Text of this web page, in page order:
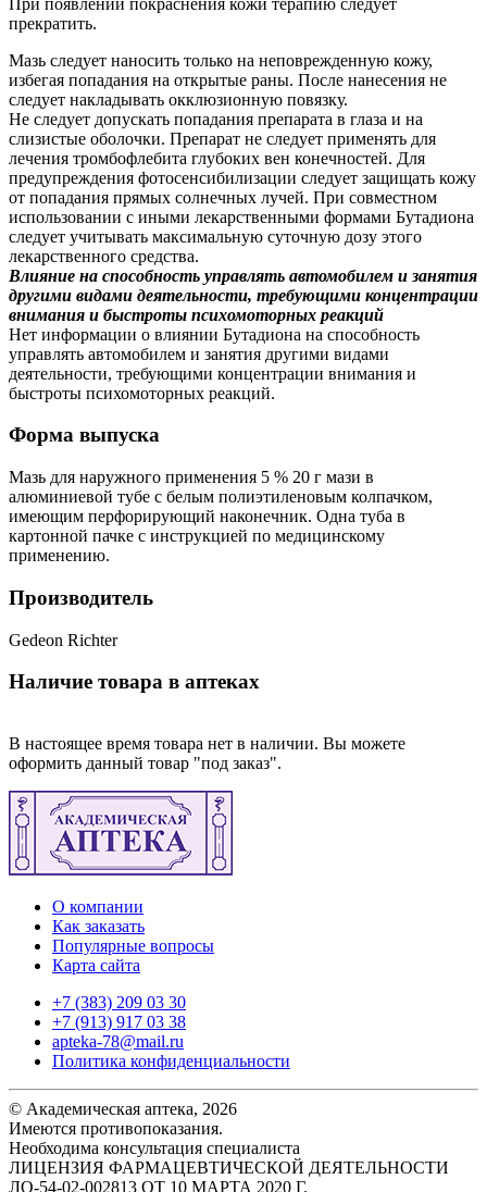
прекратить.
Мазь следует наносить только на неповрежденную кожу,
избегая попадания на открытые раны. После нанесения не
следует накладывать окклюзионную повязку.
Не следует допускать попадания препарата в глаза и на
слизистые оболочки. Препарат не следует применять для
лечения тромбофлебита глубоких вен конечностей. Для
предупреждения фотосенсибилизации следует защищать кожу
от попадания прямых солнечных лучей. При совместном
использовании с иными лекарственными формами Бутадиона
следует учитывать максимальную суточную дозу этого
лекарственного средства.
Влияние на способность управлять автомобилем и занятия
другими видами деятельности, требующими концентрации
внимания и быстроты психомоторных реакций
Нет информации о влиянии Бутадиона на способность
управлять автомобилем и занятия другими видами
деятельности, требующими концентрации внимания и
быстроты психомоторных реакций.
Форма выпуска
Мазь для наружного применения 5 % 20 г мази в
алюминиевой тубе с белым полиэтиленовым колпачком,
имеющим перфорирующий наконечник. Одна туба в
картонной пачке с инструкцией по медицинскому
применению.
Производитель
Gedeon Richter
Наличие товара в аптеках
В настоящее время товара нет в наличии. Вы можете
оформить данный товар "под заказ".
О компании
Как заказать
Популярные вопросы
Карта сайта
+7 (383) 209 03 30
+7 (913) 917 03 38
apteka-78@mail.ru
Политика конфиденциальности
© Академическая аптека, 2026
Имеются противопоказания.
Необходима консультация специалиста
ЛИЦЕНЗИЯ ФАРМАЦЕВТИЧЕСКОЙ ДЕЯТЕЛЬНОСТИ
ЛО-54-02-002813 ОТ 10 МАРТА 2020 Г.